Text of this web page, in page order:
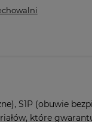
S1P (obuwie
które